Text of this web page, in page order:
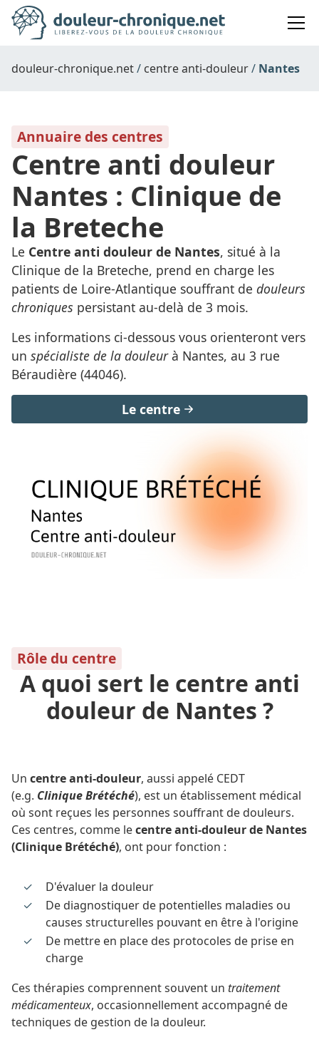
douleur-chronique.net centre anti-douleur Nantes
Annuaire des centres
Centre anti douleur
Nantes : Clinique de
la Breteche
Le Centre anti douleur de Nantes, situé à la
Clinique de la Breteche, prend en charge les
patients de Loire-Atlantique souffrant de douleurs
chroniques persistant au-delà de 3 mois.
Les informations ci-dessous vous orienteront vers
un spécialiste de la douleurà Nantes, au 3 rue
Béraudière (44046).
Le centre
Rôle du centre
A quoi sert le centre anti
douleur de Nantes ?
Un centre anti-douleur, aussi appelé CEDT
(e.g. Clinique Brétéché), est un établissement médical
où sont reçues les personnes souffrant de douleurs.
Ces centres, comme lecentre anti-douleur de Nantes
(Clinique Brétéché), ont pour fonction :
D'évaluer la douleur
De diagnostiquer de potentielles maladies ou
causes structurelles pouvant en être à l'origine
De mettre en place des protocoles de prise en
charge
Ces thérapies comprennent souvent un traitement
médicamenteux, occasionnellement accompagné de
techniques de gestion de la douleur.